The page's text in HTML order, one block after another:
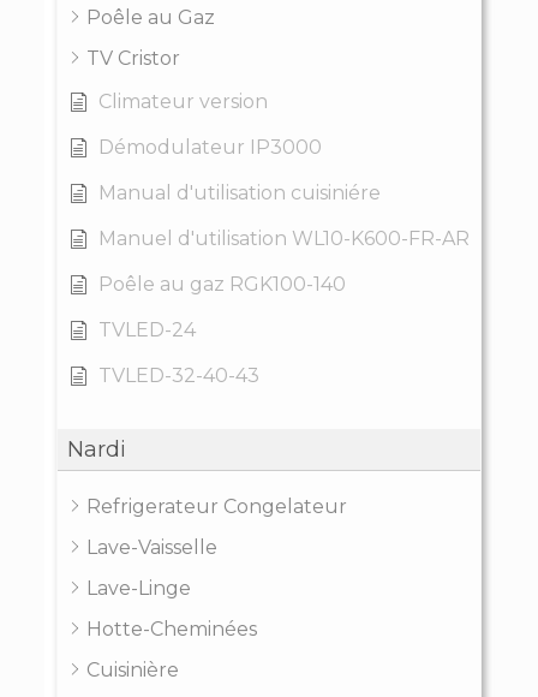
Poêle au Gaz
TV Cristor
Climateur version
Démodulateur IP3000
Manual d'utilisation cuisiniére
Manuel d'utilisation WL10-K600-FR-AR
Poêle au gaz RGK100-140
TVLED-24
TVLED-32-40-43
Nardi
Refrigerateur Congelateur
Lave-Vaisselle
Lave-Linge
Hotte-Cheminées
Cuisinière